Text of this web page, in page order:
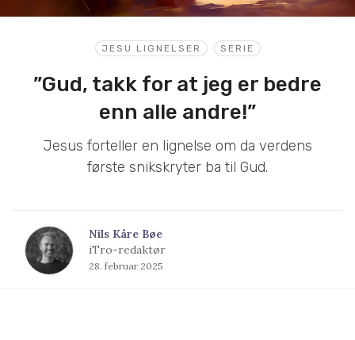
JESU LIGNELSER SERIE
”Gud, takk for at jeg er bedre
enn alle andre!”
Jesus forteller en lignelse om da verdens
første snikskryter ba til Gud.
Nils Kåre Bøe
iTro-redaktør
28. februar 2025